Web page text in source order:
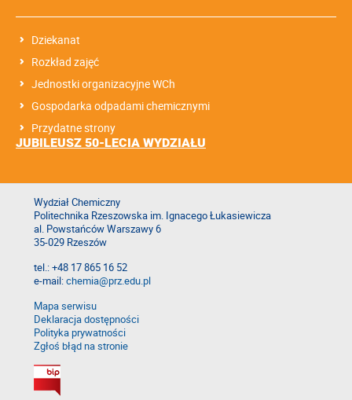
Dziekanat
Rozkład zajęć
Jednostki organizacyjne WCh
Gospodarka odpadami chemicznymi
Przydatne strony
JUBILEUSZ 50-LECIA WYDZIAŁU
Wydział Chemiczny
Politechnika Rzeszowska im. Ignacego Łukasiewicza
al. Powstańców Warszawy 6
35-029 Rzeszów
tel.: +48 17 865 16 52
e-mail:chemia@prz.edu.pl
Mapa serwisu
Deklaracja dostępności
Polityka prywatności
Zgłoś błąd na stronie